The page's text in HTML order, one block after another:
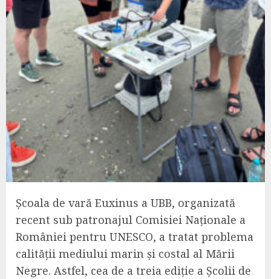
Școala de vară Euxinus a UBB, organizată
recent sub patronajul Comisiei Naționale a
României pentru UNESCO, a tratat problema
calității mediului marin și costal al Mării
Negre. Astfel, cea de a treia ediție a Școlii de